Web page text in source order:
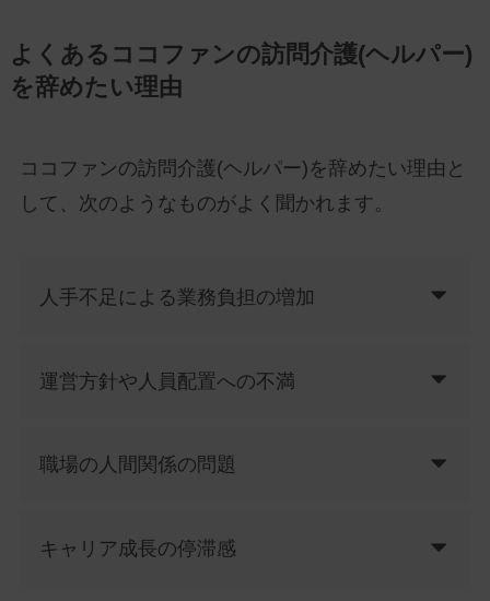
よくあるココファンの訪問介護(ヘルパー)
を辞めたい理由
ココファンの訪問介護(ヘルパー)を辞めたい理由と
して、次のようなものがよく聞かれます。
人手不足による業務負担の増加
運営方針や人員配置への不満
職場の人間関係の問題
キャリア成長の停滞感